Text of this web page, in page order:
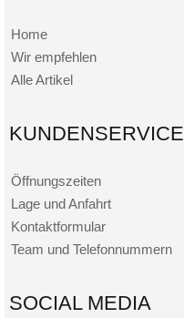
Home
Wir empfehlen
Alle Artikel
KUNDENSERVICE
Öffnungszeiten
Lage und Anfahrt
Kontaktformular
Team und Telefonnummern
SOCIAL MEDIA